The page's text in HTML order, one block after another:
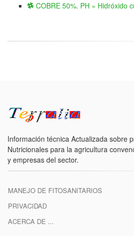
COBRE 50%. PH » Hidróxido
Información técnica Actualizada sobre
Nutricionales para la agricultura
y empresas del sector.
MANEJO DE FITOSANITARIOS
PRIVACIDAD
ACERCA DE ...